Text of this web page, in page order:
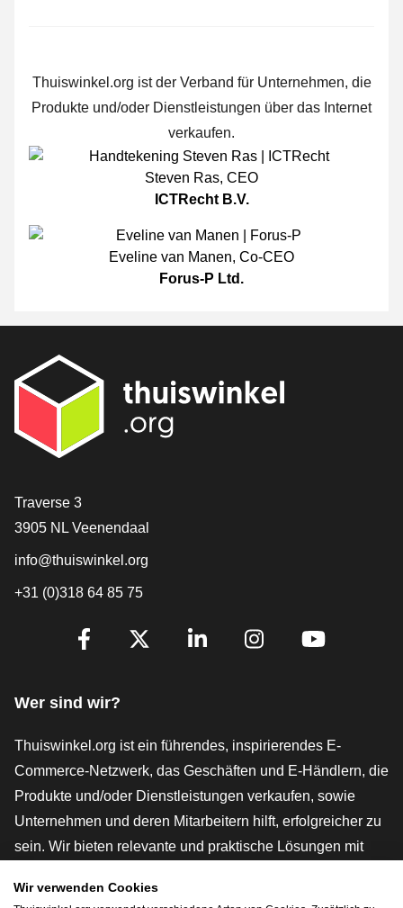
Thuiswinkel.org ist der Verband für Unternehmen, die
Produkte und/oder Dienstleistungen über das Internet
verkaufen.
Steven Ras, CEO
ICTRecht B.V.
Eveline van Manen, Co-CEO
Forus-P Ltd.
[_General:Contact]
Traverse 3
3905 NL Veenendaal
info@thuiswinkel.org
+31 (0)318 64 85 75
[_General:SocialMediaTitle]
Wer sind wir?
Thuiswinkel.org ist ein führendes, inspirierendes E-
Commerce-Netzwerk, das Geschäften und E-Händlern, die
Produkte und/oder Dienstleistungen verkaufen, sowie
Unternehmen und deren Mitarbeitern hilft, erfolgreicher zu
sein. Wir bieten relevante und praktische Lösungen mit
rechtlichen Instrumenten und Beratung,
Wir verwenden Cookies